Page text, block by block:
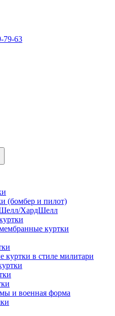
79-63
(бомбер и пилот)
ХардШелл
куртки
куртки в стиле милитари
и военная форма